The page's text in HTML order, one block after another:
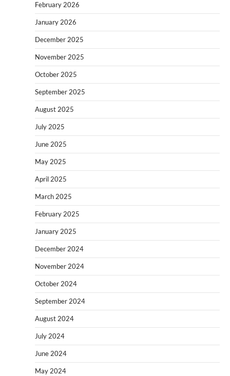
February 2026
January 2026
December 2025
November 2025
October 2025
September 2025
August 2025
July 2025
June 2025
May 2025
April 2025
March 2025
February 2025
January 2025
December 2024
November 2024
October 2024
September 2024
August 2024
July 2024
June 2024
May 2024